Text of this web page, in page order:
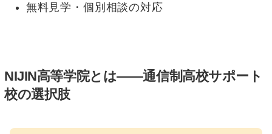
無料見学・個別相談の対応
NIJIN高等学院とは——通信制高校サポート
校の選択肢